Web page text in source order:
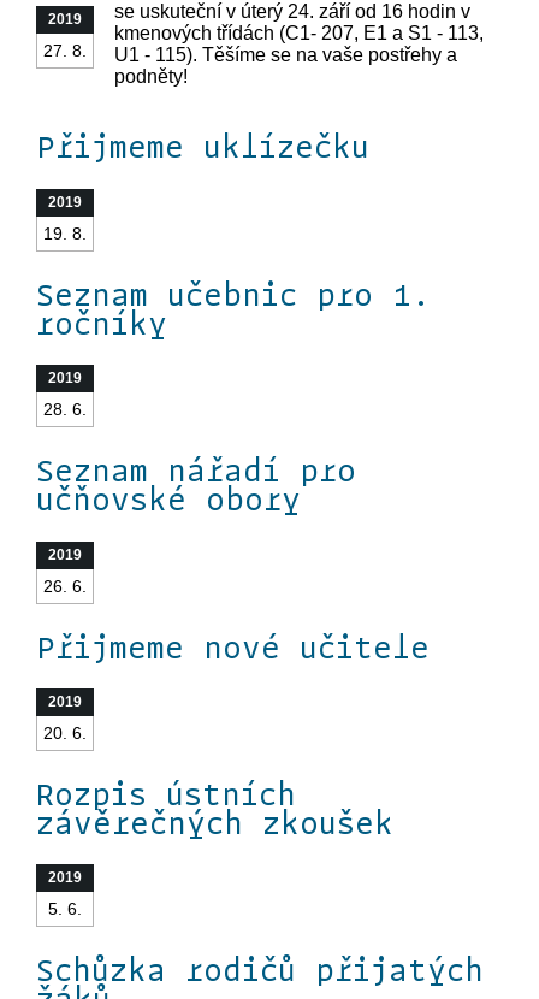
2019
27. 8.
se uskuteční v úterý 24. září od 16 hodin v
kmenových třídách (C1- 207, E1 a S1 - 113,
U1 - 115). Těšíme se na vaše postřehy a
podněty!
Přijmeme uklízečku
2019
19. 8.
Seznam učebnic pro 1.
ročníky
2019
28. 6.
Seznam nářadí pro
učňovské obory
2019
26. 6.
Přijmeme nové učitele
2019
20. 6.
Rozpis ústních
závěrečných zkoušek
2019
5. 6.
Schůzka rodičů přijatých